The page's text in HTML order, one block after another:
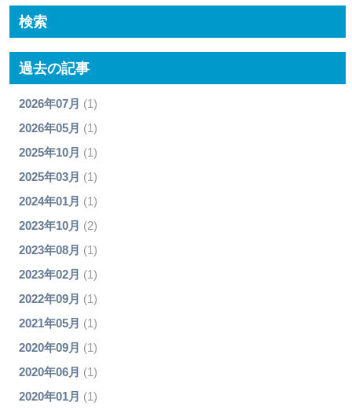
検索
過去の記事
2026年07月 (1)
2026年05月 (1)
2025年10月 (1)
2025年03月 (1)
2024年01月 (1)
2023年10月 (2)
2023年08月 (1)
2023年02月 (1)
2022年09月 (1)
2021年05月 (1)
2020年09月 (1)
2020年06月 (1)
2020年01月 (1)